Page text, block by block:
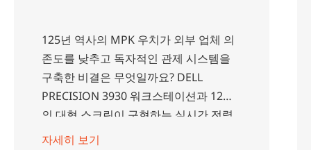
125년 역사의 MPK 우치가 외부 업체 의
존도를 낮추고 독자적인 관제 시스템을
구축한 비결은 무엇일까요? DELL
PRECISION 3930 워크스테이션과 12개
의 대형 스크린이 구현하는 실시간 전력
관리의 혁신 사례를 소개합니다.
자세히 보기